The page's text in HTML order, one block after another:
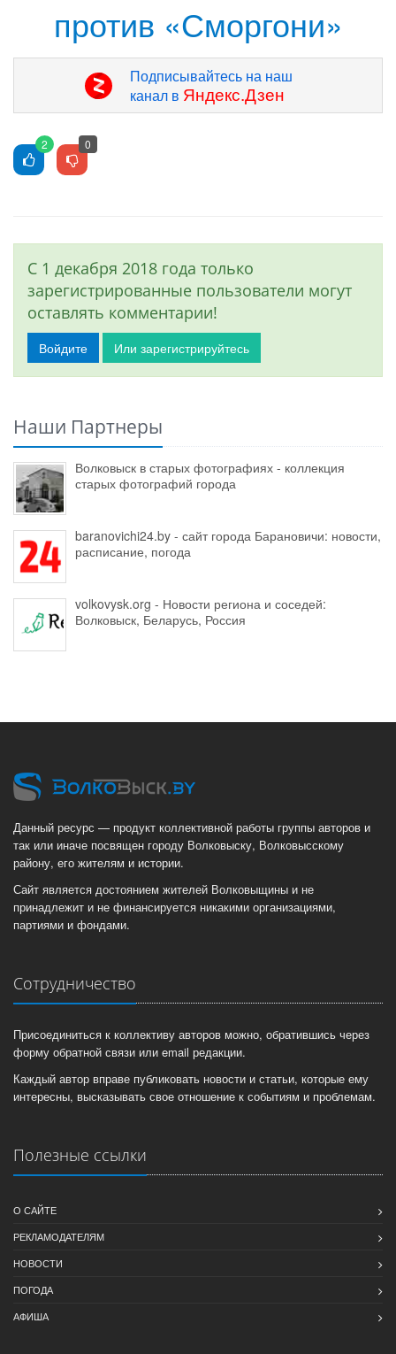
против «Сморгони»
Подписывайтесь на наш
канал в Яндекс.Дзен
2 0
С 1 декабря 2018 года только
зарегистрированные пользователи могут
оставлять комментарии!
Войдите Или зарегистрируйтесь
Наши Партнеры
Волковыск в старых фотографиях - коллекция
старых фотографий города
baranovichi24.by - сайт города Барановичи: новости,
расписание, погода
volkovysk.org - Новости региона и соседей:
Волковыск, Беларусь, Россия
Данный ресурс — продукт коллективной работы группы авторов и
так или иначе посвящен городу Волковыску, Волковысскому
району, его жителям и истории.
Сайт является достоянием жителей Волковыщины и не
принадлежит и не финансируется никакими организациями,
партиями и фондами.
Сотрудничество
Присоединиться к коллективу авторов можно, обратившись через
форму обратной связи или email редакции.
Каждый автор вправе публиковать новости и статьи, которые ему
интересны, высказывать свое отношение к событиям и проблемам.
Полезные ссылки
О САЙТЕ
РЕКЛАМОДАТЕЛЯМ
НОВОСТИ
ПОГОДА
АФИША